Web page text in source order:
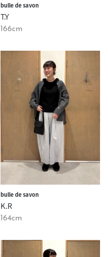
bulle de savon
T.Y
166cm
bulle de savon
K.R
164cm